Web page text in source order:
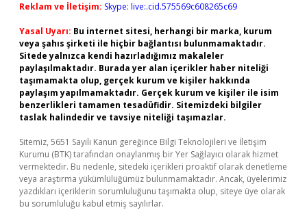
Reklam ve İletişim: Skype: live:.cid.575569c608265c69
Yasal Uyarı: Bu internet sitesi, herhangi bir marka, kurum
veya şahıs şirketi ile hiçbir bağlantısı bulunmamaktadır.
Sitede yalnızca kendi hazırladığımız makaleler
paylaşılmaktadır. Burada yer alan içerikler haber niteliği
taşımamakta olup, gerçek kurum ve kişiler hakkında
paylaşım yapılmamaktadır. Gerçek kurum ve kişiler ile isim
benzerlikleri tamamen tesadüfidir. Sitemizdeki bilgiler
taslak halindedir ve tavsiye niteliği taşımazlar.
Sitemiz, 5651 Sayılı Kanun gereğince Bilgi Teknolojileri ve İletişim
Kurumu (BTK) tarafından onaylanmış bir Yer Sağlayıcı olarak hizmet
vermektedir. Bu nedenle, sitedeki içerikleri proaktif olarak denetleme
veya araştırma yükümlülüğümüz bulunmamaktadır. Ancak, üyelerimiz
yazdıkları içeriklerin sorumluluğunu taşımakta olup, siteye üye olarak
bu sorumluluğu kabul etmiş sayılırlar.